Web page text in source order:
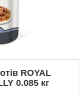
ROYAL
0.085 кг